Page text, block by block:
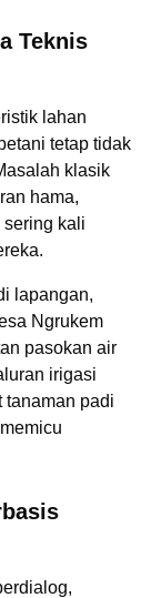
Teknis
lahan
tetap tidak
klasik
hama,
sering kali
lapangan,
Ngrukem
pasokan air
irigasi
tanaman padi